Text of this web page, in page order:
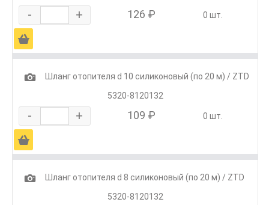
- + 126 ₽ 0 шт.
Ä
1
Шланг отопителя d 10 силиконовый (по 20 м) / ZTD
5320-8120132
- + 109 ₽ 0 шт.
Ä
1
Шланг отопителя d 8 силиконовый (по 20 м) / ZTD
5320-8120132